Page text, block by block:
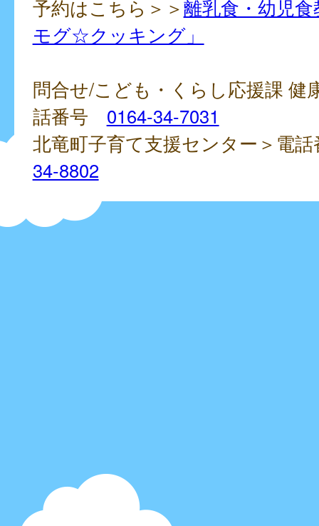
予約はこちら＞＞離乳食・幼児
モグ☆クッキング」
問合せ/こども・くらし応援課 健
話番号 0164-34-7031
北竜町子育て支援センター＞電
34-8802